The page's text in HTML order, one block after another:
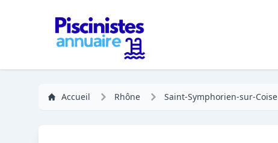
Accueil Rhône Saint-Symphorien-sur-Coise